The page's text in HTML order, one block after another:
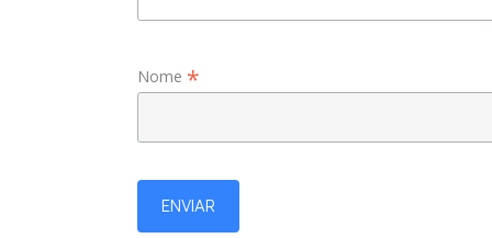
Nome *